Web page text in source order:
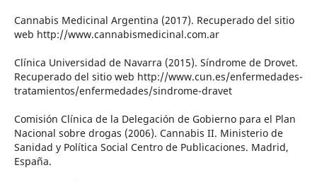
Cannabis Medicinal Argentina (2017). Recuperado del sitio
web http://www.cannabismedicinal.com.ar
Clínica Universidad de Navarra (2015). Síndrome de Drovet.
Recuperado del sitio web http://www.cun.es/enfermedades-
tratamientos/enfermedades/sindrome-dravet
Comisión Clínica de la Delegación de Gobierno para el Plan
Nacional sobre drogas (2006). Cannabis II. Ministerio de
Sanidad y Política Social Centro de Publicaciones. Madrid,
España.